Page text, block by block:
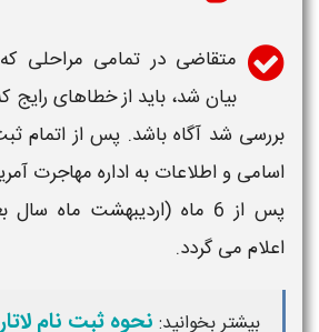
متقاضی در تمامی مراحلی
بیان شد، باید از خطاهای
بررسی شد آگاه باشد. پس از اتمام
اسامی و اطلاعات به اداره مهاجرت
پس از 6 ماه (اردیبهشت ماه
اعلام می گردد.
بیشتر بخوانید: نحوه ثبت نام